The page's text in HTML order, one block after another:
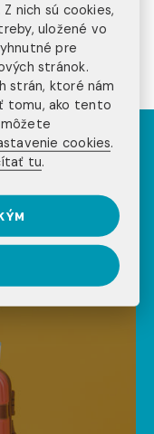
nich sú cookies,
uložené vo
pre
stránok.
strán, ktoré nám
tomu, ako tento
cookies.
tu.